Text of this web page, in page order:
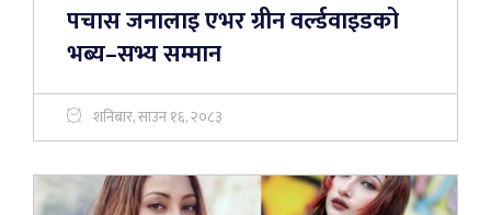
पचास जनालाइ एभर ग्रीन वर्ल्डवाइडको
भब्य–सभ्य सम्मान
शनिबार, साउन १६, २०८३